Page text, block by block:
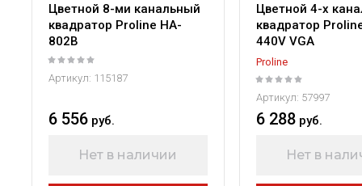
Цветной 8-ми канальный
квадратор Proline HA-
802B
Артикул: 115187
6 556 руб.
Нет в наличии
Цветной 4-х
квадратор
440V VGA
Proline
Артикул: 57997
6 288 руб.
Нет в